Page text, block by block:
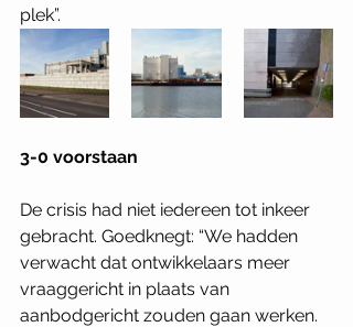
plek”.
3-0 voorstaan
De crisis had niet iedereen tot inkeer
gebracht. Goedknegt: “We hadden
verwacht dat ontwikkelaars meer
vraaggericht in plaats van
aanbodgericht zouden gaan werken.